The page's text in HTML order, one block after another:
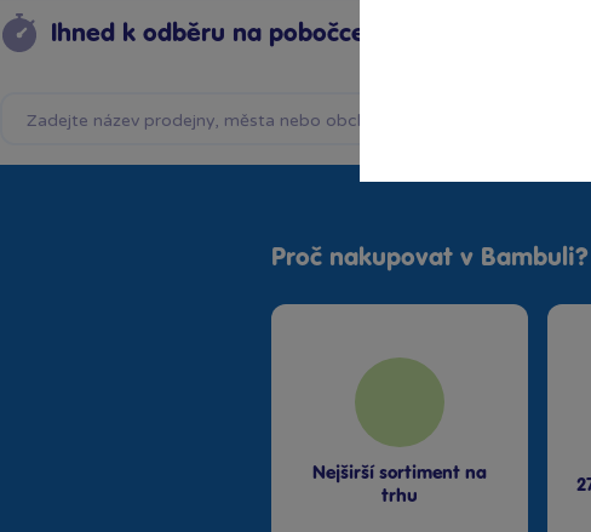
Ihned k odběru na pobočce
Proč nakupovat v Bambuli?
Nejširší sortiment na
trhu